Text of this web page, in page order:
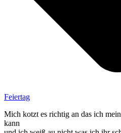
Feiertag
Mich kotzt es richtig an das ich
kann